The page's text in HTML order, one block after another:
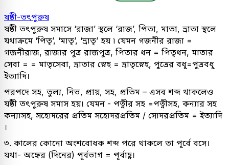
ষষ্ঠী-তৎপুরুষ
ষষ্ঠী তৎপুরুষ সমাসে ‘রাজা’ স্থলে ‘রাজ’, পিতা, মাতা, ভ্রাতা স্থলে
যথাক্রমে ‘পিতৃ’, ‘মাতৃ’, ‘ভ্রাতৃ’ হয় ৷ যেমন গজনীর রাজা =
গজনীরাজ, রাজার পুত্র রাজপুত্র, পিতার ধন = পিতৃধন, মাতার
সেবা = = মাতৃসেবা, ভ্রাতার স্নেহ = ভ্রাতৃস্নেহ, পুত্রের বধূ=পুত্রবধূ
ইত্যাদি।
পরপদে সহ, তুল্য, নিভ, প্রায়, সহ, প্রতিম – এসব শব্দ থাকলেও
যষ্ঠী তৎপুরুষ সমাস হয়। যেমন - পত্নীর সহ =পত্নীসহ, কন্যার সহ
কন্যাসহ, সহোদরের প্রতিম সহোদরপ্রতিম / সোদরপ্রতিম = ইত্যাদি
।
৩. কালের কোনো অংশবোধক শব্দ পরে থাকলে তা পূর্বে বসে।
যথা- অহ্নের (দিনের) পূর্বভাগ = পূর্বাহ্ণ।